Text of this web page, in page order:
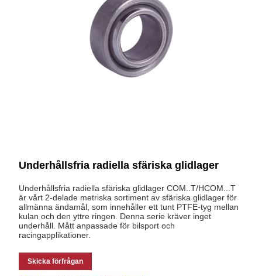
Underhållsfria radiella sfäriska glidlager
Underhållsfria radiella sfäriska glidlager COM..T/HCOM...T
är vårt 2-delade metriska sortiment av sfäriska glidlager för
allmänna ändamål, som innehåller ett tunt PTFE-tyg mellan
kulan och den yttre ringen. Denna serie kräver inget
underhåll. Mått anpassade för bilsport och
racingapplikationer.
Skicka förfrågan